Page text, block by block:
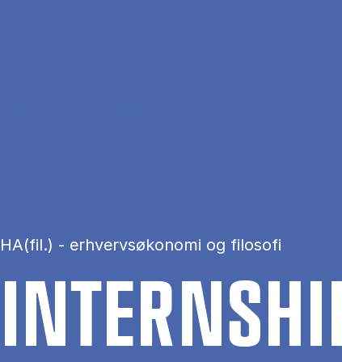
HA(fil.) - erhvervsøkonomi og filosofi